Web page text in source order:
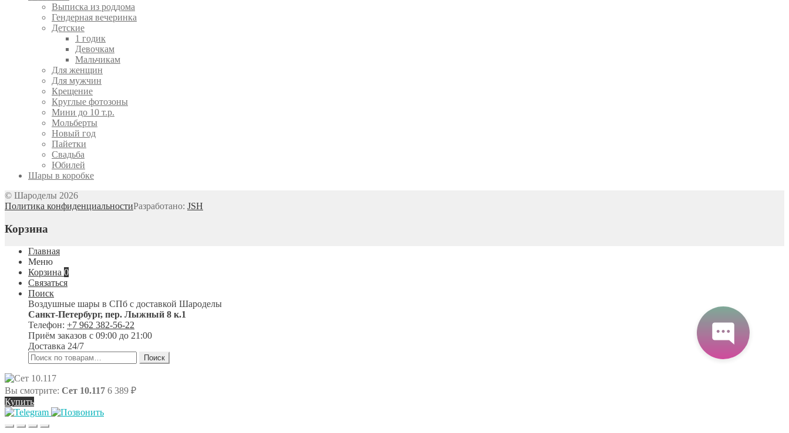
Выписка из роддома
Гендерная вечеринка
Детские
1 годик
Девочкам
Мальчикам
Для женщин
Для мужчин
Крещение
Круглые фотозоны
Мини до 10 т.р.
Мольберты
Новый год
Пайетки
Свадьба
Юбилей
Шары в коробке
© Шароделы 2026
Политика конфиденциальностиРазработано: JSH
Корзина
Главная
Меню
Корзина 0
Связаться
Поиск
Воздушные шары в СПб с доставкой Шароделы
Санкт-Петербург, пер. Лыжный 8 к.1
Телефон: +7 962 382-56-22
Приём заказов с 09:00 до 21:00
Доставка 24/7
Искать:
Поиск
Вы смотрите: Сет 10.117 6 389 ₽
Купить